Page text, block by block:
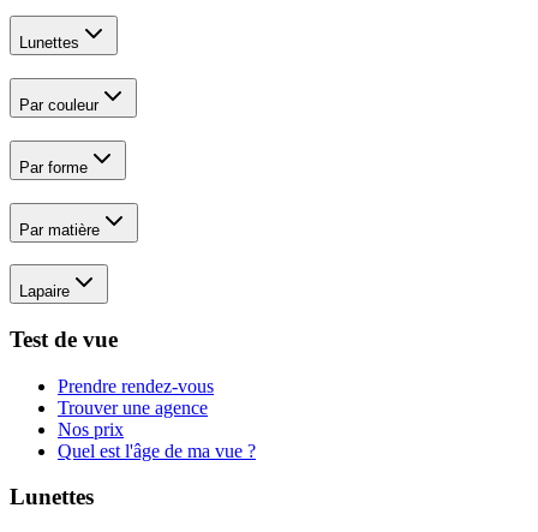
Lunettes
Par couleur
Par forme
Par matière
Lapaire
Test de vue
Prendre rendez-vous
Trouver une agence
Nos prix
Quel est l'âge de ma vue ?
Lunettes